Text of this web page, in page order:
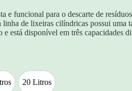
e funcional para o descarte de
linha de lixeiras cilíndricas possui uma
e está disponível em três capacidades
Litros20 Litros
20 Litros